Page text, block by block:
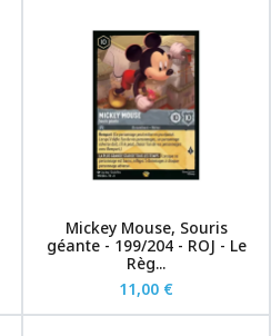
Mickey Mouse, Souris
géante - 199/204 - ROJ - Le
Règ...
11,00 €